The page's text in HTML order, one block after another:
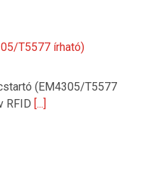
T5577 írható)
(EM4305/T5577
RFID [...]